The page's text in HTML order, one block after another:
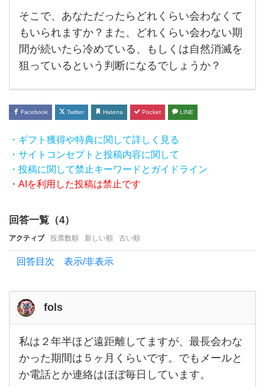
く
ら
い
で
な
慢で
き
ま
か？
ど
う
て
も仕
事や
予定
で折
り合
そこで、あなただったらどれくらい会わなくて
もいられますか？また、どれくらい会わない期
間が続いたら冷めている、もしくは自然消滅を
狙っているという判断になるでしょうか？
Facebook Twitter Hatena Pocket LINE
・ギフト獲得や特典に関して詳しく見る
・サイトコンセプトと投稿内容に関して
・投稿に関して禁止キーワードとガイドライン
・AIを利用した投稿は禁止です
回答一覧（4）
アクティブ 投票数順 新しい順 古い順
回答目次 表示/非表示
fols
私は
２年
半ほ
ど遠
私は２年半ほど遠距離してますが、最長会わな
かった期間は５ヶ月くらいです。でもメールと
か電話とか連絡はほぼ毎日しています。